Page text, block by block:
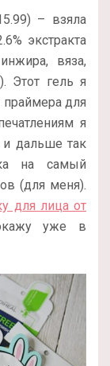
– взяла
экстракта
вяза,
Этот гель я
праймера для
я
и дальше так
на самый
(для меня).
для лица от
уже в